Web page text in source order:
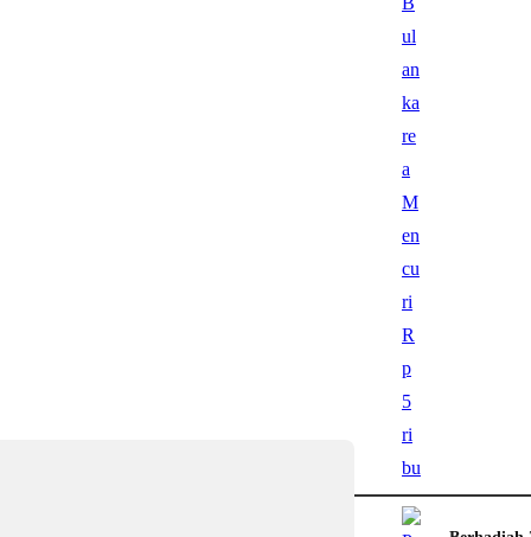
Hukum
By Huzaimah Said